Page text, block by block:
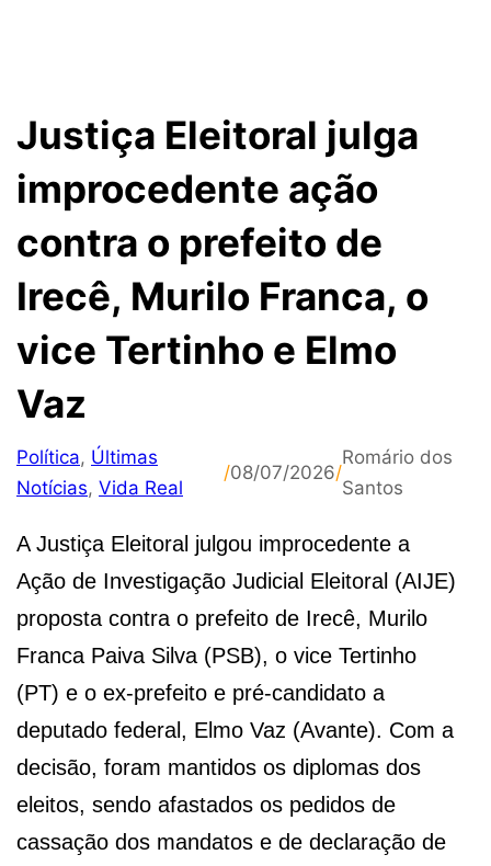
Justiça Eleitoral julga
improcedente ação
contra o prefeito de
Irecê, Murilo Franca, o
vice Tertinho e Elmo
Vaz
Política, Últimas
Notícias, Vida Real
/08/07/2026/
Romário dos
Santos
A Justiça Eleitoral julgou improcedente a
Ação de Investigação Judicial Eleitoral (AIJE)
proposta contra o prefeito de Irecê, Murilo
Franca Paiva Silva (PSB), o vice Tertinho
(PT) e o ex-prefeito e pré-candidato a
deputado federal, Elmo Vaz (Avante). Com a
decisão, foram mantidos os diplomas dos
eleitos, sendo afastados os pedidos de
cassação dos mandatos e de declaração de